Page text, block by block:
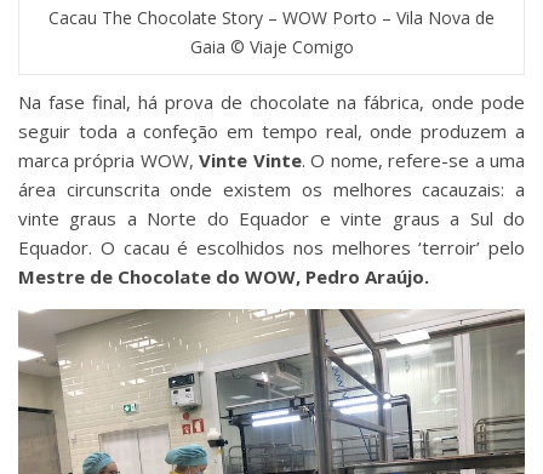
Cacau The Chocolate Story – WOW Porto – Vila Nova de
Gaia © Viaje Comigo
Na fase final, há prova de chocolate na fábrica, onde pode
seguir toda a confeção em tempo real, onde produzem a
marca própria WOW,Vinte Vinte. O nome, refere-se a uma
área circunscrita onde existem os melhores cacauzais: a
vinte graus a Norte do Equador e vinte graus a Sul do
Equador. O cacau é escolhidos nos melhores ‘terroir’ pelo
Mestre de Chocolate do WOW, Pedro Araújo.